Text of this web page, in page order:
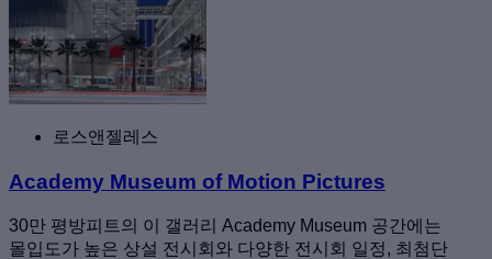
로스앤젤레스
Academy Museum of Motion Pictures
30만 평방피트의 이 갤러리 Academy Museum 공간에는
몰입도가 높은 상설 전시회와 다양한 전시회 일정, 최첨단